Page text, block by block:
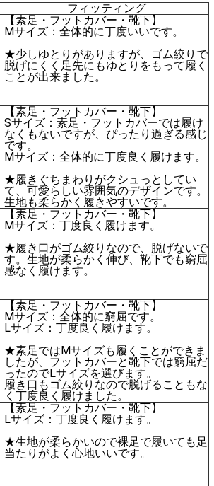
フィッティング
【素足・フットカバー・靴下】
Mサイズ：全体的に丁度いいです。
★少しゆとりがありますが、ゴム絞りで
脱げにくく足先にもゆとりをもって履く
ことが出来ました。
【素足・フットカバー・靴下】
Sサイズ：素足・フットカバーでは履け
なくもないですが、ぴったり過ぎる感じ
です。
Mサイズ：全体的に丁度良く履けます。
★履きぐちまわりがクシュっとしてい
て、可愛らしい雰囲気のデザインです。
生地も柔らかく履きやすいです。
【素足・フットカバー・靴下】
Mサイズ：丁度良く履けます。
★履き口がゴム絞りなので、脱げないで
す。生地が柔らかく伸び、靴下でも窮屈
感なく履けます。
【素足・フットカバー・靴下】
Mサイズ：全体的に窮屈です。
Lサイズ：丁度良く履けます。
★素足ではMサイズも履くことができま
したが、フットカバーと靴下では窮屈だ
ったのでLサイズを選びます。
履き口もゴム絞りなので脱げることもな
く丁度良く履けました。
【素足・フットカバー・靴下】
Lサイズ：丁度良く履けます。
★生地が柔らかいので裸足で履いても足
当たりがよく心地いいです。